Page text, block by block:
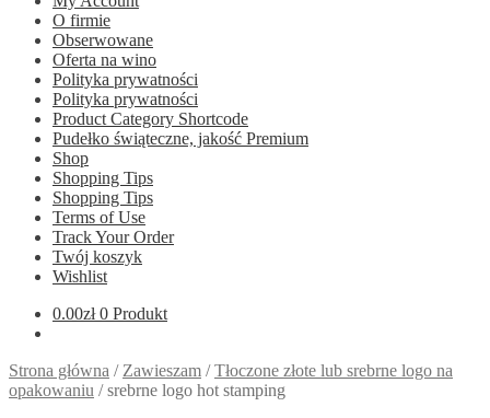
O firmie
Obserwowane
Oferta na wino
Polityka prywatności
Polityka prywatności
Product Category Shortcode
Pudełko świąteczne, jakość Premium
Shop
Shopping Tips
Shopping Tips
Terms of Use
Track Your Order
Twój koszyk
Wishlist
0.00zł 0 Produkt
Strona główna / Zawieszam /Tłoczone złote lub srebrne logo na
opakowaniu /srebrne logo hot stamping